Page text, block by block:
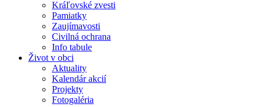
Kráľovské zvesti
Pamiatky
Zaujímavosti
Civilná ochrana
Info tabule
Život v obci
Aktuality
Kalendár akcií
Projekty
Fotogaléria